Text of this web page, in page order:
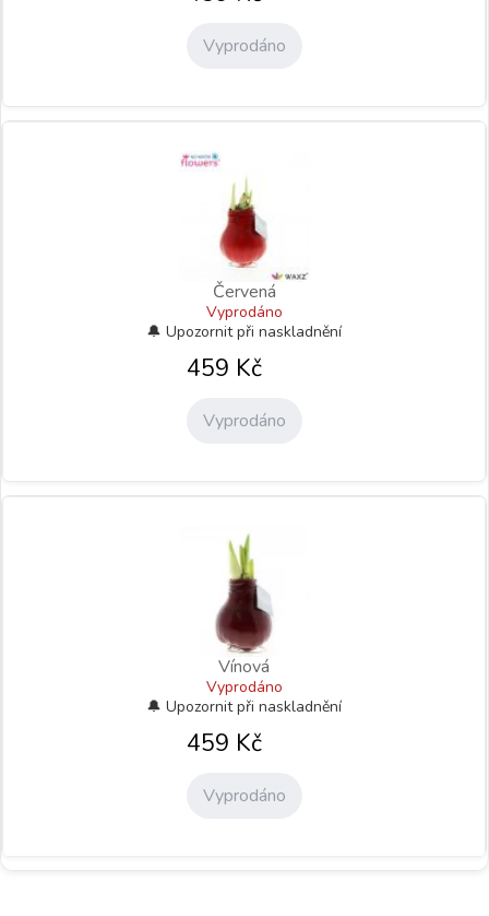
Vyprodáno
Červená
Vyprodáno
459 Kč
Vyprodáno
Vínová
Vyprodáno
459 Kč
Vyprodáno